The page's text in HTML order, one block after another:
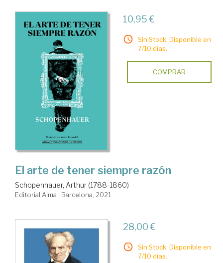
10,95 €
Sin Stock. Disponible en
7/10 días.
COMPRAR
El arte de tener siempre razón
Schopenhauer, Arthur (1788-1860)
Editorial Alma . Barcelona, 2021
28,00 €
Sin Stock. Disponible en
7/10 días.